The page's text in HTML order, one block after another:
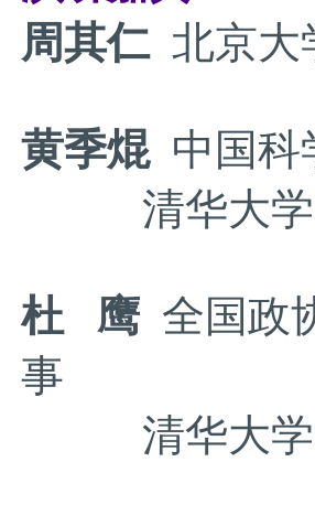
周其仁北京大
黄季焜中国科
清华大学中
杜 鹰 全国政
事
清华大学中